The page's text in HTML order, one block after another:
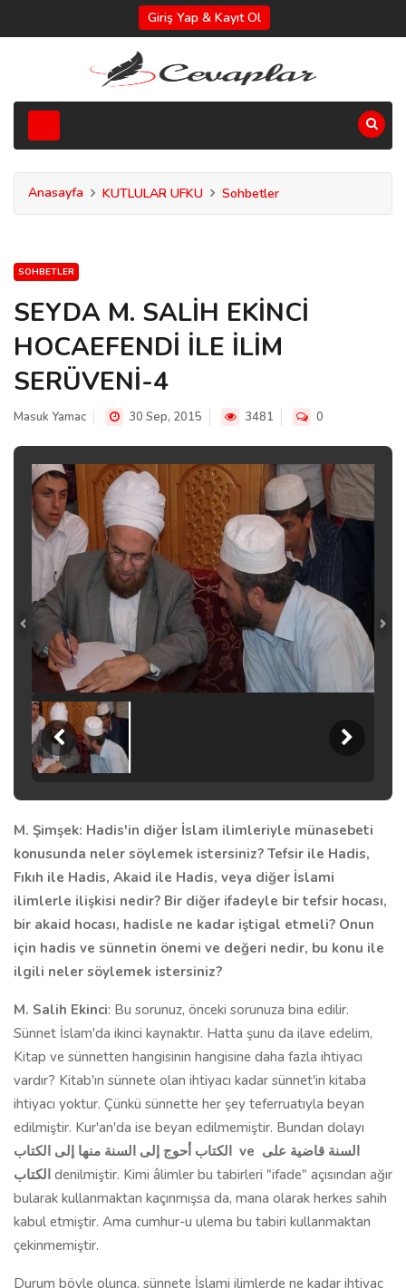
Giriş Yap & Kayıt Ol
Anasayfa KUTLULAR UFKU Sohbetler
SOHBETLER
SEYDA M. SALİH EKİNCİ
HOCAEFENDİ İLE İLİM
SERÜVENİ-4
Masuk Yamac 30 Sep, 2015 3481 0
M. Şimşek: Hadis'in diğer İslam ilimleriyle münasebeti
konusunda neler söylemek istersiniz? Tefsir ile Hadis,
Fıkıh ile Hadis, Akaid ile Hadis, veya diğer İslami
ilimlerle ilişkisi nedir? Bir diğer ifadeyle bir tefsir hocası,
bir akaid hocası, hadisle ne kadar iştigal etmeli? Onun
için hadis ve sünnetin önemi ve değeri nedir, bu konu ile
ilgili neler söylemek istersiniz?
M. Salih Ekinci: Bu sorunuz, önceki sorunuza bina edilir.
Sünnet İslam'da ikinci kaynaktır. Hatta şunu da ilave edelim,
Kitap ve sünnetten hangisinin hangisine daha fazla ihtiyacı
vardır? Kitab'ın sünnete olan ihtiyacı kadar sünnet'in kitaba
ihtiyacı yoktur. Çünkü sünnette her şey teferruatıyla beyan
edilmiştir. Kur'an'da ise beyan edilmemiştir. Bundan dolayı
ve
الكتاب denilmiştir. Kimi âlimler bu tabirleri "ifade" açısından ağır
bularak kullanmaktan kaçınmışsa da, mana olarak herkes sahih
kabul etmiştir. Ama cumhur-u ulema bu tabiri kullanmaktan
çekinmemiştir.
Durum böyle olunca, sünnete İslami ilimlerde ne kadar ihtiyaç